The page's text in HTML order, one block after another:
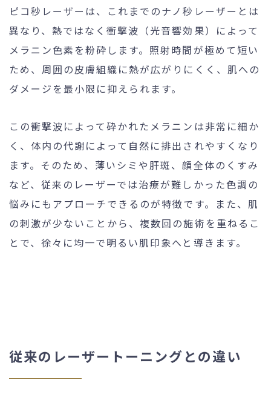
ピコ秒レーザーは、これまでのナノ秒レーザーとは
異なり、熱ではなく衝撃波（光音響効果）によって
メラニン色素を粉砕します。照射時間が極めて短い
ため、周囲の皮膚組織に熱が広がりにくく、肌への
ダメージを最小限に抑えられます。
この衝撃波によって砕かれたメラニンは非常に細か
く、体内の代謝によって自然に排出されやすくなり
ます。そのため、薄いシミや肝斑、顔全体のくすみ
など、従来のレーザーでは治療が難しかった色調の
悩みにもアプローチできるのが特徴です。また、肌
の刺激が少ないことから、複数回の施術を重ねるこ
とで、徐々に均一で明るい肌印象へと導きます。
従来のレーザートーニングとの違い